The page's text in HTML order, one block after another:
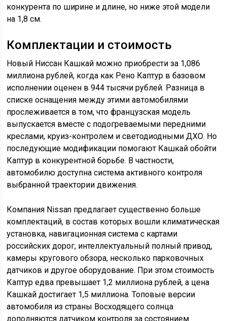
конкурента по ширине и длине, но ниже этой модели
на 1,8 см.
Комплектации и стоимость
Новый Ниссан Кашкай можно приобрести за 1,086
миллиона рублей, когда как Рено Каптур в базовом
исполнении оценен в 944 тысячи рублей. Разница в
списке оснащения между этими автомобилями
прослеживается в том, что французская модель
выпускается вместе с подогреваемыми передними
креслами, круиз-контролем и светодиодными ДХО. Но
последующие модификации помогают Кашкай обойти
Каптур в конкурентной борьбе. В частности,
автомобилю доступна система активного контроля
выбранной траектории движения.
Компания Nissan предлагает существенно больше
комплектаций, в состав которых вошли климатическая
установка, навигационная система с картами
российских дорог, интеллектуальный полный привод,
камеры кругового обзора, несколько парковочных
датчиков и другое оборудование. При этом стоимость
Каптур едва превышает 1,2 миллиона рублей, а цена
Кашкай достигает 1,5 миллиона. Топовые версии
автомобиля из страны Восходящего солнца
дополняются датчиком контроля за состоянием